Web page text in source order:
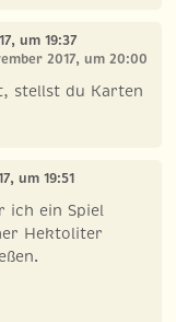
um 19:37
2017, um 20:00
stellst du Karten
um 19:51
ich ein Spiel
Hektoliter